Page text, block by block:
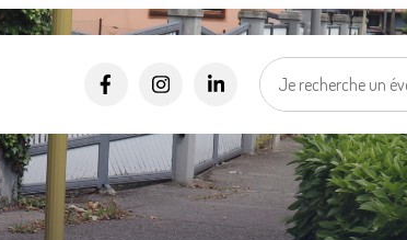
Ma
Alertes SMS
incidents...
vous informent en temps réel par SMS !
rue* Nom de la rue*
Sélectionner une rue